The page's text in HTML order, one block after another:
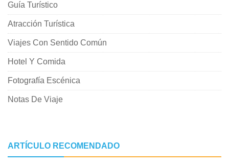
Guía Turístico
Atracción Turística
Viajes Con Sentido Común
Hotel Y Comida
Fotografía Escénica
Notas De Viaje
ARTÍCULO RECOMENDADO